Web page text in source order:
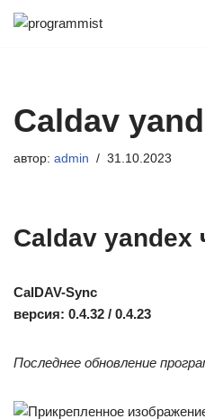
Caldav
автор: admin 31.10.2023
Caldav yandex
CalDAV-Sync
версия: 0.4.32 / 0.4.23
Последнее обновление